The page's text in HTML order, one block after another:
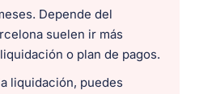
Depende del
suelen ir más
o plan de pagos.
liquidación, puedes